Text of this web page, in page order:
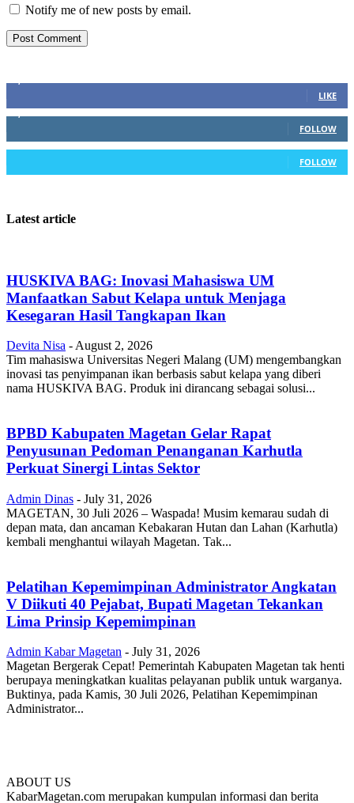
Notify me of new posts by email.
LIKE
1,215 Followers
FOLLOW
20 Followers
FOLLOW
Latest article
HUSKIVA BAG: Inovasi Mahasiswa UM
Manfaatkan Sabut Kelapa untuk Menjaga
Kesegaran Hasil Tangkapan Ikan
Devita Nisa - August 2, 2026
Tim mahasiswa Universitas Negeri Malang (UM) mengembangkan
inovasi tas penyimpanan ikan berbasis sabut kelapa yang diberi
nama HUSKIVA BAG. Produk ini dirancang sebagai solusi...
BPBD Kabupaten Magetan Gelar Rapat
Penyusunan Pedoman Penanganan Karhutla
Perkuat Sinergi Lintas Sektor
Admin Dinas - July 31, 2026
MAGETAN, 30 Juli 2026 – Waspada! Musim kemarau sudah di
depan mata, dan ancaman Kebakaran Hutan dan Lahan (Karhutla)
kembali menghantui wilayah Magetan. Tak...
Pelatihan Kepemimpinan Administrator Angkatan
V Diikuti 40 Pejabat, Bupati Magetan Tekankan
Lima Prinsip Kepemimpinan
Admin Kabar Magetan - July 31, 2026
Magetan Bergerak Cepat! Pemerintah Kabupaten Magetan tak henti
berupaya meningkatkan kualitas pelayanan publik untuk warganya.
Buktinya, pada Kamis, 30 Juli 2026, Pelatihan Kepemimpinan
Administrator...
ABOUT US
KabarMagetan.com merupakan kumpulan informasi dan berita